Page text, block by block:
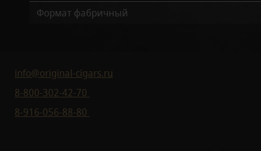
Формат фабричный
info@original-cigars.ru
8-800-302-42-70
8-916-056-88-80